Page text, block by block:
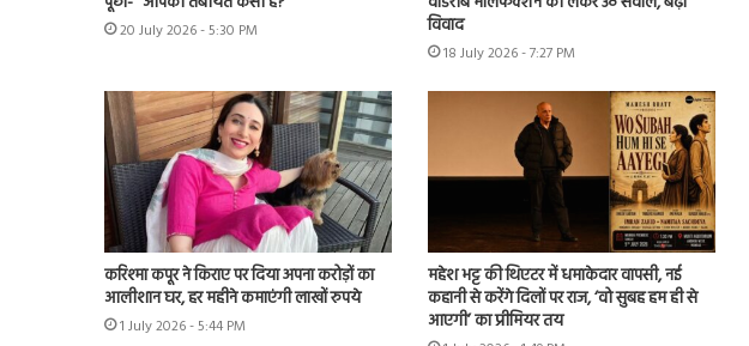
20 July 2026 - 5:30 PM
विवाद
18 July 2026 - 7:27 PM
करिश्मा कपूर ने किराए पर दिया अपना करोड़ों का
आलीशान घर, हर महीने कमाएंगी लाखों रुपये
1 July 2026 - 5:44 PM
महेश भट्ट की थिएटर में धमाकेदार वापसी, नई
कहानी से करेंगे दिलों पर राज, ‘वो सुबह हम ही से
आएगी’ का प्रीमियर तय